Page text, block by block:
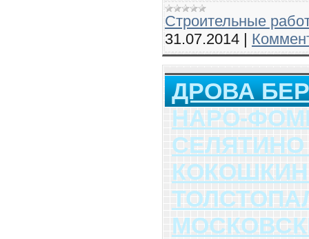
Строительные
31.07.2014 |
ДРОВА
НАРО-